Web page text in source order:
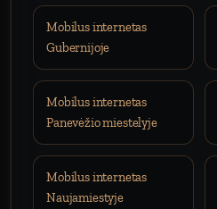
Mobilus internetas
Gubernijoje
Mobilus internetas
Panevėžio miestelyje
Mobilus internetas
Naujamiestyje